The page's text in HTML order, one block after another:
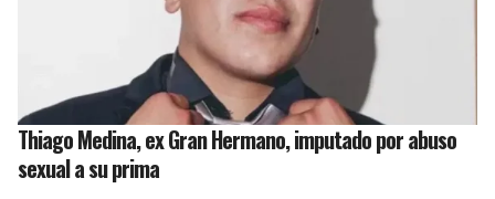
Thiago Medina, ex Gran Hermano, imputado por abuso
sexual a su prima